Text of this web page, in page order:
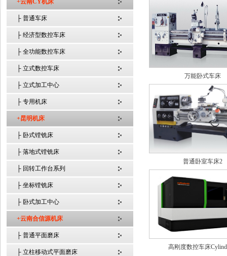
+云南CY机床
├ 普通车床
├ 经济型数控车床
├ 全功能数控车床
├ 立式数控车床
├ 立式加工中心
├ 专用机床
+昆明机床
├ 卧式镗铣床
├ 落地式镗铣床
├ 回转工作台系列
├ 坐标镗铣床
├ 卧式加工中心
+云南合信源机床
├ 普通平面磨床
├ 立柱移动式平面磨床
万能卧式车床
普通卧室车床2
高刚度数控车床